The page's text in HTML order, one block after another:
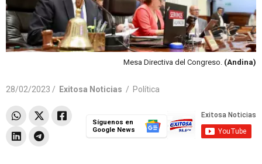
Mesa Directiva del Congreso. (Andina)
28/02/2023 / Exitosa Noticias / Política
Síguenos en
Google News